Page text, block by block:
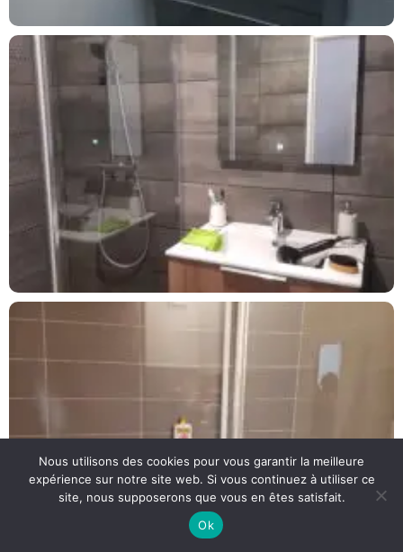
Nous utilisons des cookies pour vous garantir la meilleure
expérience sur notre site web. Si vous continuez à utiliser ce
site, nous supposerons que vous en êtes satisfait.
Ok